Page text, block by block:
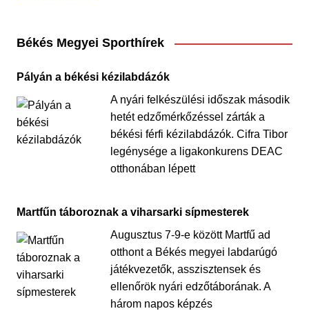
Békés Megyei Sporthírek
Pályán a békési kézilabdázók
A nyári felkészülési időszak második
hetét edzőmérkőzéssel zárták a
békési férfi kézilabdázók. Cifra Tibor
legénysége a ligakonkurens DEAC
otthonában lépett
Martfűn táboroznak a viharsarki sípmesterek
Augusztus 7-9-e között Martfű ad
otthont a Békés megyei labdarúgó
játékvezetők, asszisztensek és
ellenőrök nyári edzőtáborának. A
három napos képzés